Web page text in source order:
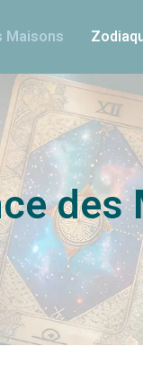
Maisons
des